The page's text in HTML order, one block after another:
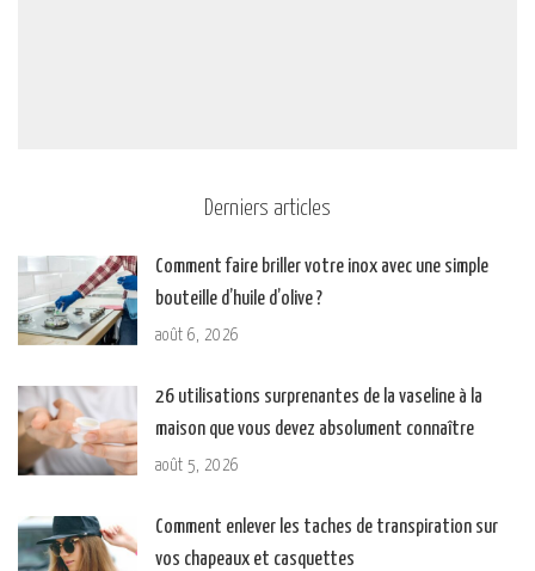
Derniers articles
Comment faire briller votre inox avec une simple
bouteille d’huile d’olive ?
août 6, 2026
26 utilisations surprenantes de la vaseline à la
maison que vous devez absolument connaître
août 5, 2026
Comment enlever les taches de transpiration sur
vos chapeaux et casquettes